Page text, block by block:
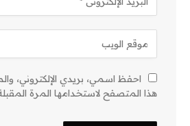
احفظ اسمي، بريدي الإلكتروني،
هذا المتصفح لاستخدامها المرة